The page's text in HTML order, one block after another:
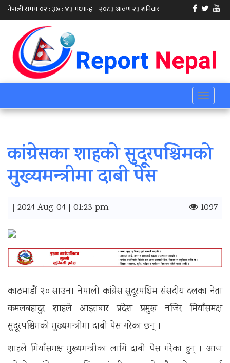
Toggle
कांग्रेसका शाहको सुदूरपश्चिमको
मुख्यमन्त्रीमा दाबी पेस
| 2024 Aug 04 | 01:23 pm 1097
काठमाडौं २० साउन। नेपाली कांग्रेस सुदूरपश्चिम संसदीय दलका नेता
कमलबहादुर शाहले आइतबार प्रदेश प्रमुख नजिर मियाँसमक्ष
सुदूरपश्चिमको मुख्यमन्त्रीमा दाबी पेस गरेका छन् ।
शाहले मियाँसमक्ष मुख्यमन्त्रीका लागि दाबी पेस गरेका हुन् । आज